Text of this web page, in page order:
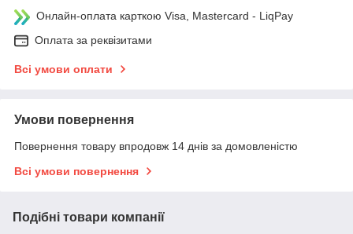
Онлайн-оплата карткою Visa, Mastercard - LiqPay
Оплата за реквізитами
Всі умови оплати
Умови повернення
Повернення товару впродовж 14 днів за домовленістю
Всі умови повернення
Подібні товари компанії